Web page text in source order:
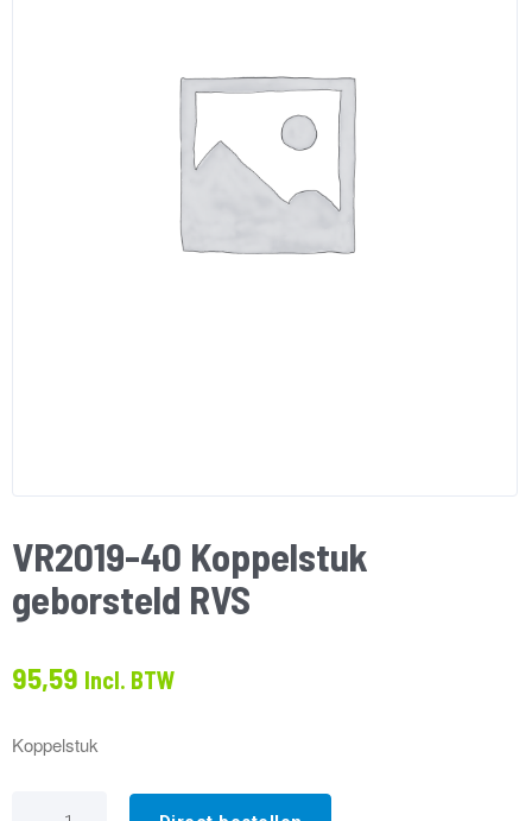
VR2019-40 Koppelstuk
geborsteld RVS
95,59 Incl. BTW
Koppelstuk